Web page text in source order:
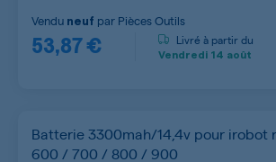
53,87 €
Vendu neuf par Pièces Outils
Livré à partir du
Vendredi 14 août
Batterie 3300mah/14,4v pour irobot
600 / 700 / 800 / 900